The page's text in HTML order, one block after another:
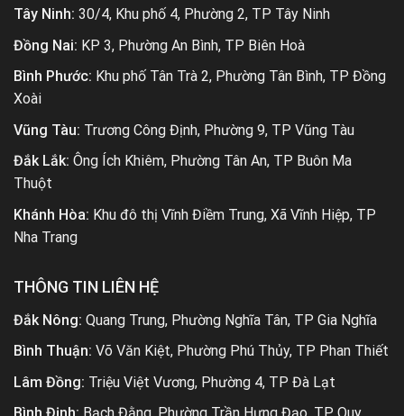
Tây Ninh: 30/4, Khu phố 4, Phường 2, TP Tây Ninh
Đồng Nai: KP 3, Phường An Bình, TP Biên Hoà
Bình Phước: Khu phố Tân Trà 2, Phường Tân Bình, TP Đồng
Xoài
Vũng Tàu: Trương Công Định, Phường 9, TP Vũng Tàu
Đắk Lắk: Ông Ích Khiêm, Phường Tân An, TP Buôn Ma
Thuột
Khánh Hòa: Khu đô thị Vĩnh Điềm Trung, Xã Vĩnh Hiệp, TP
Nha Trang
THÔNG TIN LIÊN HỆ
Đắk Nông: Quang Trung, Phường Nghĩa Tân, TP Gia Nghĩa
Bình Thuận: Võ Văn Kiệt, Phường Phú Thủy, TP Phan Thiết
Lâm Đồng: Triệu Việt Vương, Phường 4, TP Đà Lạt